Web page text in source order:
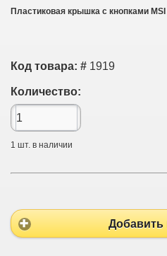
Пластиковая крышка с кнопками MSI
Код товара: # 1919
Количество:
1 шт. в наличии
Добавить